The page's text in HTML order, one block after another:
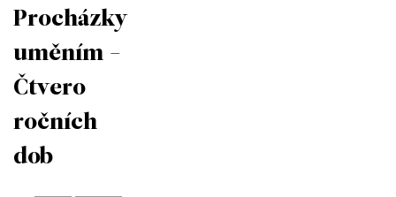
Procházky
uměním -
Čtvero
ročních
dob